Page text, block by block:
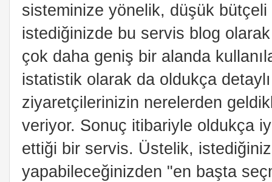
sisteminize yönelik, düşük
istediğinizde bu servis blog
çok daha geniş bir alanda
istatistik olarak da oldukça
ziyaretçilerinizin nerelerden
veriyor. Sonuç itibariyle oldukça
ettiği bir servis. Üstelik,
yapabileceğinizden "en başta